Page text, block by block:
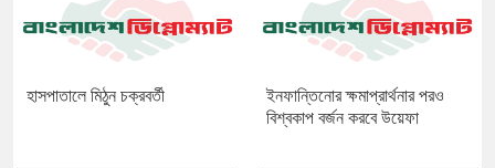
হাসপাতালে মিঠুন চক্রবর্তী
ইনফান্তিনোর ক্ষমাপ্রার্থনার পরও
বিশ্বকাপ বর্জন করবে উয়েফা